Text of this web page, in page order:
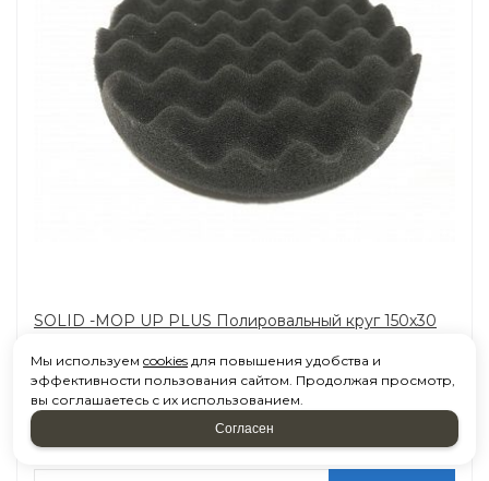
SOLID -MOP UP PLUS Полировальный круг 150х30
в наличии
618,17
Мы используем cookies для повышения удобства и
эффективности пользования сайтом. Продолжая просмотр,
вы соглашаетесь с их использованием.
Согласен